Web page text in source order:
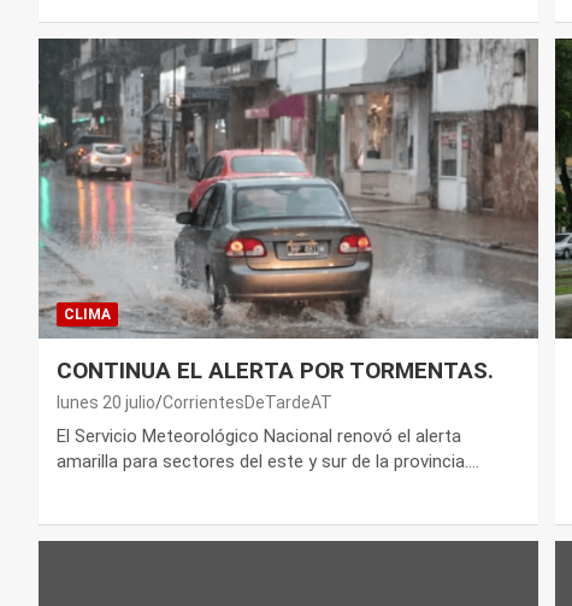
CLIMA
CONTINUA EL ALERTA POR TORMENTAS.
lunes 20 julio CorrientesDeTardeAT
El Servicio Meteorológico Nacional renovó el alerta
amarilla para sectores del este y sur de la provincia.…